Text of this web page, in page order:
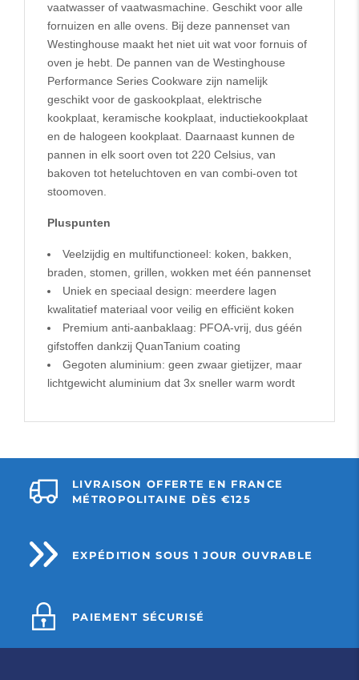
vaatwasser of vaatwasmachine. Geschikt voor alle
fornuizen en alle ovens. Bij deze pannenset van
Westinghouse maakt het niet uit wat voor fornuis of
oven je hebt. De pannen van de Westinghouse
Performance Series Cookware zijn namelijk
geschikt voor de gaskookplaat, elektrische
kookplaat, keramische kookplaat, inductiekookplaat
en de halogeen kookplaat. Daarnaast kunnen de
pannen in elk soort oven tot 220 Celsius, van
bakoven tot heteluchtoven en van combi-oven tot
stoomoven.
Pluspunten
Veelzijdig en multifunctioneel: koken, bakken,
braden, stomen, grillen, wokken met één pannenset
Uniek en speciaal design: meerdere lagen
kwalitatief materiaal voor veilig en efficiënt koken
Premium anti-aanbaklaag: PFOA-vrij, dus géén
gifstoffen dankzij QuanTanium coating
Gegoten aluminium: geen zwaar gietijzer, maar
lichtgewicht aluminium dat 3x sneller warm wordt
LIVRAISON OFFERTE EN FRANCE
MÉTROPOLITAINE DÈS €125
EXPÉDITION SOUS 1 JOUR OUVRABLE
PAIEMENT SÉCURISÉ